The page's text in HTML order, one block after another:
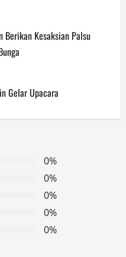
Berikan Kesaksian Palsu
Gelar Upacara
0%
0%
0%
0%
0%